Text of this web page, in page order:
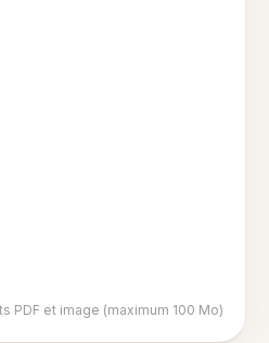
PDF et image (maximum 100 Mo)